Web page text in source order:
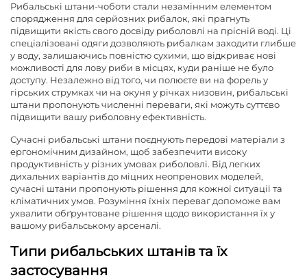
Рибальські штани-чоботи стали незамінним елементом
спорядження для серйозних рибалок, які прагнуть
підвищити якість свого досвіду риболовлі на прісній воді. Ці
спеціалізовані одяги дозволяють рибалкам заходити глибше
у воду, залишаючись повністю сухими, що відкриває нові
можливості для лову риби в місцях, куди раніше не було
доступу. Незалежно від того, чи полюєте ви на форель у
гірських струмках чи на окуня у річках низовин, рибальські
штани пропонують численні переваги, які можуть суттєво
підвищити вашу риболовну ефективність.
Сучасні рибальські штани поєднують передові матеріали з
ергономічним дизайном, щоб забезпечити високу
продуктивність у різних умовах риболовлі. Від легких
дихальних варіантів до міцних неопренових моделей,
сучасні штани пропонують рішення для кожної ситуації та
кліматичних умов. Розуміння їхніх переваг допоможе вам
ухвалити обґрунтоване рішення щодо використання їх у
вашому рибальському арсеналі.
Типи рибальських штанів та їх
застосування